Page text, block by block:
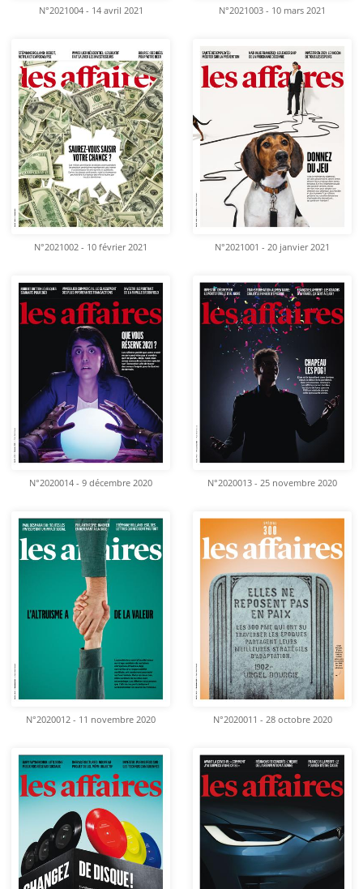
N°2021004 - 14 avril 2021 N°2021003 - 10 mars 2021
N°2021002 - 10 février 2021 N°2021001 - 20 janvier 2021
N°2020014 - 9 décembre 2020 N°2020013 - 25 novembre 2020
N°2020012 - 11 novembre 2020 N°2020011 - 28 octobre 2020